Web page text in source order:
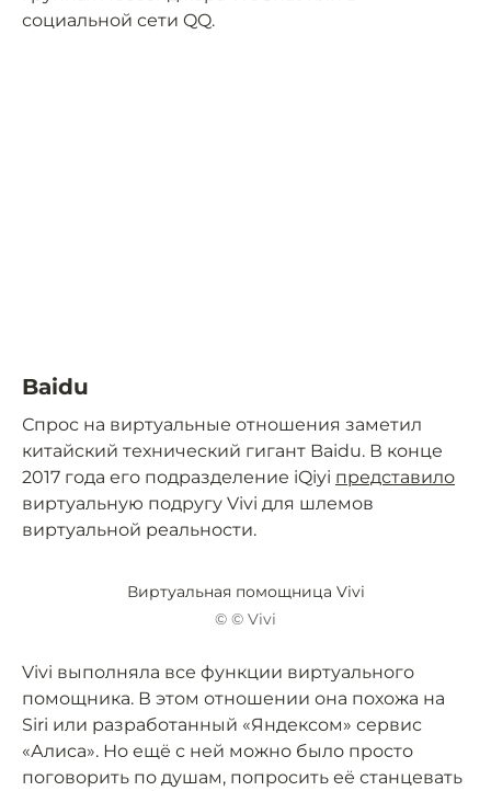
социальной сети QQ.
Baidu
Спрос на виртуальные отношения заметил
китайский технический гигант Baidu. В конце
2017 года его подразделение iQiyi представило
виртуальную подругу Vivi для шлемов
виртуальной реальности.
Виртуальная помощница Vivi
© © Vivi
Vivi выполняла все функции виртуального
помощника. В этом отношении она похожа на
Siri или разработанный «Яндексом» сервис
«Алиса». Но ещё с ней можно было просто
поговорить по душам, попросить её станцевать